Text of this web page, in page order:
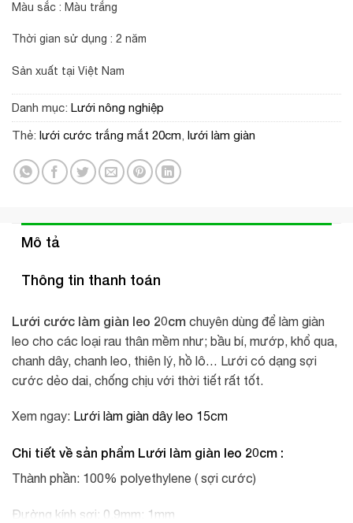
Màu sắc : Màu trắng
Thời gian sử dụng : 2 năm
Sản xuất tại Việt Nam
Danh mục: Lưới nông nghiệp
Thẻ: lưới cước trắng mắt 20cm, lưới làm giàn
Mô tả
Thông tin thanh toán
Lưới cước làm giàn leo 20cm chuyên dùng để làm giàn
leo cho các loại rau thân mềm như; bầu bí, mướp, khổ qua,
chanh dây, chanh leo, thiên lý, hồ lô… Lưới có dạng sợi
cước dẻo dai, chống chịu với thời tiết rất tốt.
Xem ngay: Lưới làm giàn dây leo 15cm
Chi tiết về sản phẩm Lưới làm giàn leo 20cm :
Thành phần: 100% polyethylene ( sợi cước)
Đường kính sợi: 0,9mm; 1mm